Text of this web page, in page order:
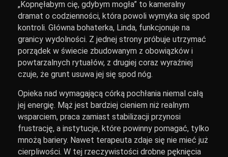
„Kopnęłabym cię, gdybym mogła” to kameralny
dramat o codzienności, która powoli wymyka się spod
kontroli. Główna bohaterka, Linda, funkcjonuje na
granicy wydolności. Z jednej strony próbuje utrzymać
porządek w świecie zbudowanym z obowiązków i
powtarzalnych rytuałów, z drugiej coraz wyraźniej
czuje, że grunt usuwa jej się spod nóg.
Opieka nad wymagającą córką pochłania niemal całą
jej energię. Mąż jest bardziej cieniem niż realnym
wsparciem, praca zamiast stabilizacji przynosi
frustrację, a instytucje, które powinny pomagać, tylko
mnożą bariery. Nawet terapeuta zdaje się nie mieć już
cierpliwości. W tej rzeczywistości drobne pęknięcia